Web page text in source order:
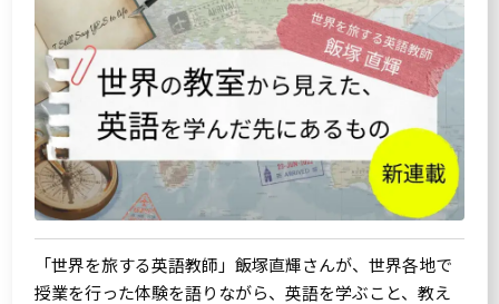
「世界を旅する英語教師」飯塚直輝さんが、世界各地で
授業を行った体験を語りながら、英語を学ぶこと、教え